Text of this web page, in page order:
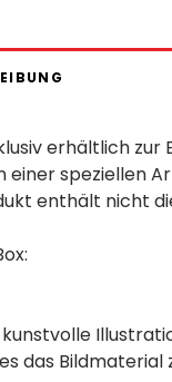
erhältlich zur
einer speziellen
enthält nicht
das Bildmaterial